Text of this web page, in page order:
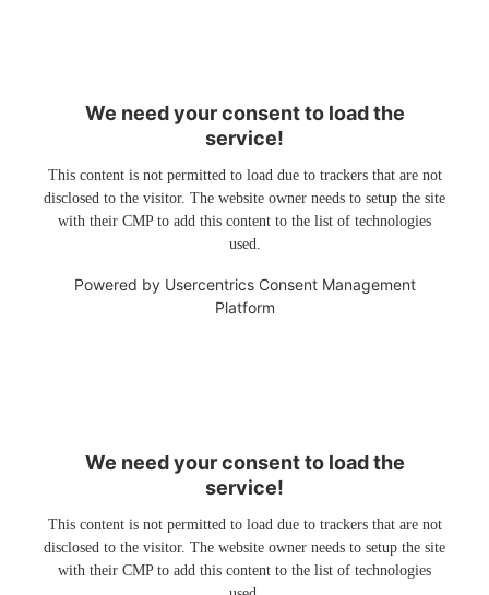
We need your consent to load the
service!
This content is not permitted to load due to trackers that are not
disclosed to the visitor. The website owner needs to setup the site
with their CMP to add this content to the list of technologies
used.
Powered by Usercentrics Consent Management
Platform
We need your consent to load the
service!
This content is not permitted to load due to trackers that are not
disclosed to the visitor. The website owner needs to setup the site
with their CMP to add this content to the list of technologies